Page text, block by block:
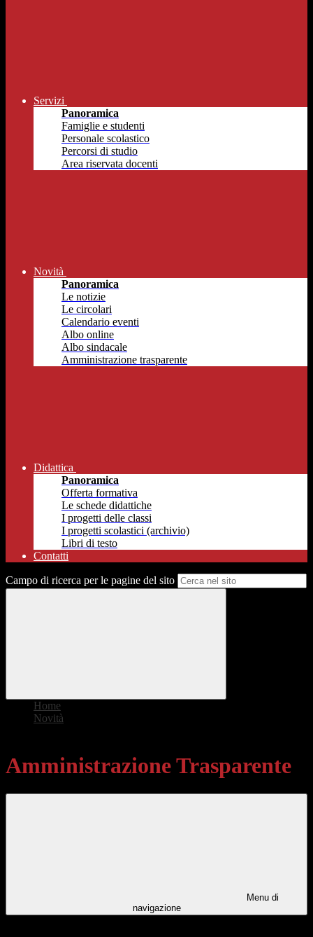
Servizi
Panoramica
Famiglie e studenti
Personale scolastico
Percorsi di studio
Area riservata docenti
Novità
Panoramica
Le notizie
Le circolari
Calendario eventi
Albo online
Albo sindacale
Amministrazione trasparente
Didattica
Panoramica
Offerta formativa
Le schede didattiche
I progetti delle classi
I progetti scolastici (archivio)
Libri di testo
Contatti
Campo di ricerca per le pagine del sito
Home
Novità
Amministrazione Trasparente
Menu di
navigazione